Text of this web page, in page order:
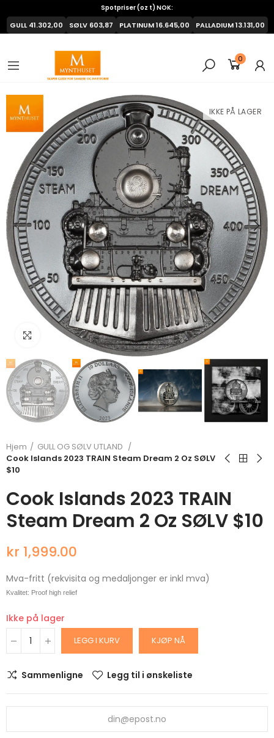
0
Spotpriser (oz t) NOK:
GULL41.302,00 SØLV 603,87 PLATINUM16.645,00 PALLADIUM13.131,00
IKKE PÅ LAGER
Klikk for å forstørre
Hjem
GULL OG SØLV UTLAND
Cook Islands 2023 TRAIN Steam Dream 2 Oz SØLV
$10
Cook Islands 2023 TRAIN
Steam Dream 2 Oz SØLV $10
kr 1,999.00
Mva-fritt (rekvisita og medaljonger er inkl mva)
Kvalitet: Proof high relief
Ikke på lager
LEGG I KURV KJØP NÅ
Sammenligne Legg til i ønskeliste